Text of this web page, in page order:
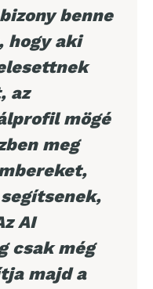
benne
hogy aki
az
mögé
meg
AI
csak még
majd a